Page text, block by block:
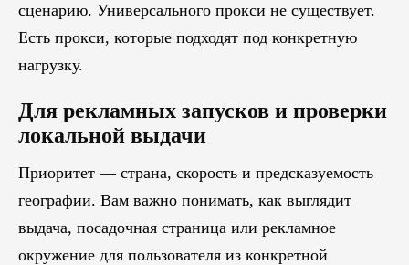
сценарию. Универсального прокси не существует.
Есть прокси, которые подходят под конкретную
нагрузку.
Для рекламных запусков и проверки
локальной выдачи
Приоритет — страна, скорость и предсказуемость
географии. Вам важно понимать, как выглядит
выдача, посадочная страница или рекламное
окружение для пользователя из конкретной